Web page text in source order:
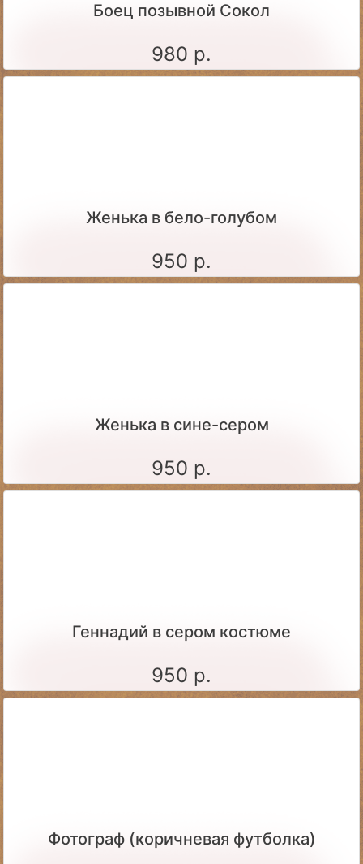
Боец позывной Сокол
980 р.
Женька в бело-голубом
950 р.
Женька в сине-сером
950 р.
Геннадий в сером костюме
950 р.
Фотограф (коричневая футболка)